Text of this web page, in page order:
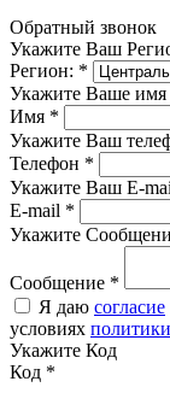
Обратный звонок
Укажите Ваш
Регион: *
Укажите Ваше имя
Имя *
Укажите Ваш
Телефон *
Укажите Ваш E-
E-mail *
Укажите
Сообщение *
Я даю согласие
условиях
Укажите Код
Код *